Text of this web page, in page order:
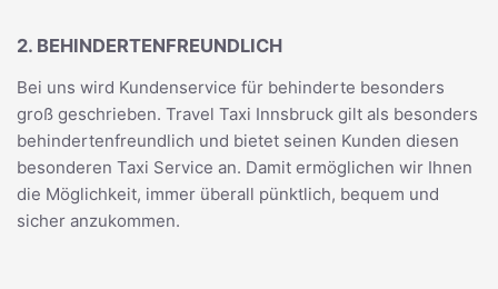
2. BEHINDERTENFREUNDLICH
Bei uns wird Kundenservice für behinderte besonders
groß geschrieben. Travel Taxi Innsbruck gilt als besonders
behindertenfreundlich und bietet seinen Kunden diesen
besonderen Taxi Service an. Damit ermöglichen wir Ihnen
die Möglichkeit, immer überall pünktlich, bequem und
sicher anzukommen.